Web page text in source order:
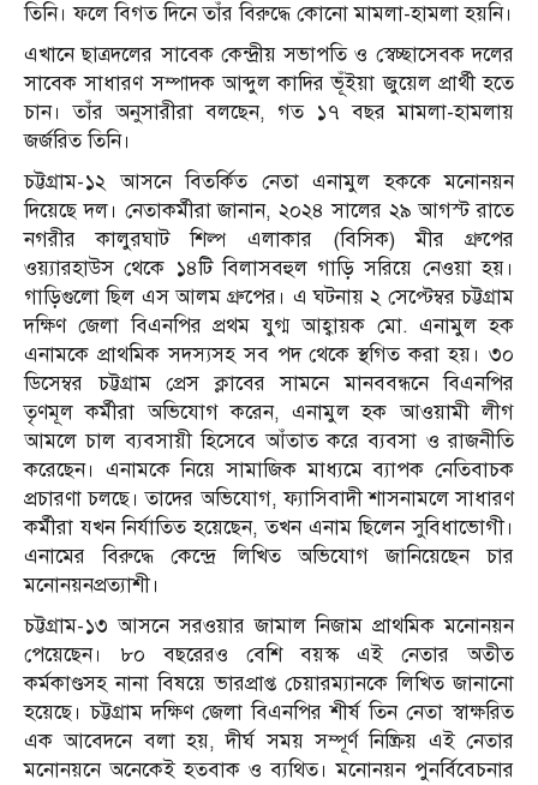
তিনি। ফলে বিগত দিনে তাঁর বিরুদ্ধে কোনো মামলা-হামলা হয়নি।
এখানে ছাত্রদলের সাবেক কেন্দ্রীয় সভাপতি ও স্বেচ্ছাসেবক দলের
সাবেক সাধারণ সম্পাদক আব্দুল কাদির ভূঁইয়া জুয়েল প্রার্থী হতে
চান। তাঁর অনুসারীরা বলছেন, গত ১৭ বছর মামলা-হামলায়
জর্জরিত তিনি।
চট্টগ্রাম-১২ আসনে বিতর্কিত নেতা এনামুল হককে মনোনয়ন
দিয়েছে দল। নেতাকর্মীরা জানান, ২০২৪ সালের ২৯ আগস্ট রাতে
নগরীর কালুরঘাট শিল্প এলাকার (বিসিক) মীর গ্রুপের
ওয়্যারহাউস থেকে ১৪টি বিলাসবহুল গাড়ি সরিয়ে নেওয়া হয়।
গাড়িগুলো ছিল এস আলম গ্রুপের। এ ঘটনায় ২ সেপ্টেম্বর চট্টগ্রাম
দক্ষিণ জেলা বিএনপির প্রথম যুগ্ম আহ্বায়ক মো. এনামুল হক
এনামকে প্রাথমিক সদস্যসহ সব পদ থেকে স্থগিত করা হয়। ৩০
ডিসেম্বর চট্টগ্রাম প্রেস ক্লাবের সামনে মানববন্ধনে বিএনপির
তৃণমূল কর্মীরা অভিযোগ করেন, এনামুল হক আওয়ামী লীগ
আমলে চাল ব্যবসায়ী হিসেবে আঁতাত করে ব্যবসা ও রাজনীতি
করেছেন। এনামকে নিয়ে সামাজিক মাধ্যমে ব্যাপক নেতিবাচক
প্রচারণা চলছে। তাদের অভিযোগ, ফ্যাসিবাদী শাসনামলে সাধারণ
কর্মীরা যখন নির্যাতিত হয়েছেন, তখন এনাম ছিলেন সুবিধাভোগী।
এনামের বিরুদ্ধে কেন্দ্রে লিখিত অভিযোগ জানিয়েছেন চার
মনোনয়নপ্রত্যাশী।
চট্টগ্রাম-১৩ আসনে সরওয়ার জামাল নিজাম প্রাথমিক মনোনয়ন
পেয়েছেন। ৮০ বছরেরও বেশি বয়স্ক এই নেতার অতীত
কর্মকাণ্ডসহ নানা বিষয়ে ভারপ্রাপ্ত চেয়ারম্যানকে লিখিত জানানো
হয়েছে। চট্টগ্রাম দক্ষিণ জেলা বিএনপির শীর্ষ তিন নেতা স্বাক্ষরিত
এক আবেদনে বলা হয়, দীর্ঘ সময় সম্পূর্ণ নিষ্ক্রিয় এই নেতার
মনোনয়নে অনেকেই হতবাক ও ব্যথিত। মনোনয়ন পুনর্বিবেচনার